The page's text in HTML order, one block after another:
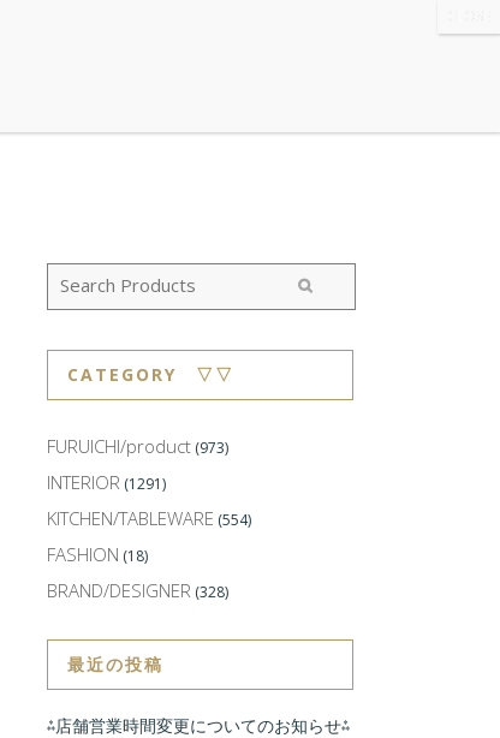
CATEGORY ▽▽
FURUICHI/product (973)
INTERIOR (1291)
KITCHEN/TABLEWARE (554)
FASHION (18)
BRAND/DESIGNER (328)
最近の投稿
⁂店舗営業時間変更についてのお知らせ⁂